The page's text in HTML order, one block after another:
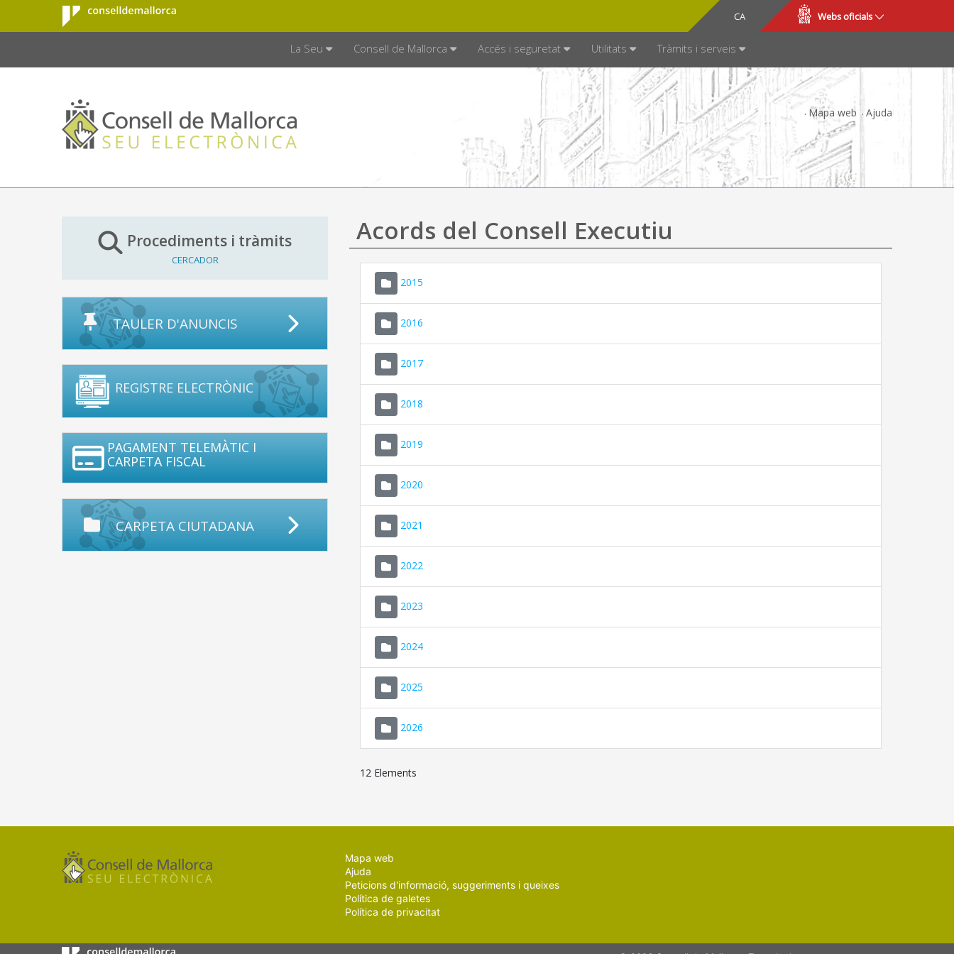
Salta al contingut principal
Consell de
Mallorca
CA
ES Webs oficials
La Seu Consell de Mallorca Accés i seguretat Utilitats Tràmits i serveis
Mapa web Ajuda
Procediments i tràmits
CERCADOR
TAULER D'ANUNCIS
REGISTRE ELECTRÒNIC
PAGAMENT TELEMÀTIC I
CARPETA FISCAL
CARPETA CIUTADANA
Acords del Consell Executiu
2015
2016
2017
2018
2019
2020
2021
2022
2023
2024
2025
2026
12 Elements
Mapa web
Ajuda
Peticions d'informació, suggeriments i queixes
Política de galetes
Política de privacitat